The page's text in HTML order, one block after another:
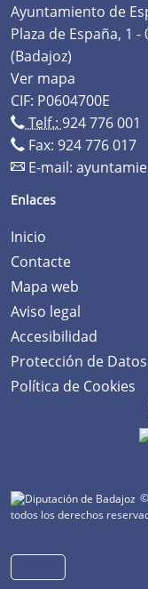
Ayuntamiento de
Plaza de España, 1
(Badajoz)
Ver mapa
CIF: P0604700E
Telf.: 924 776 001
Fax: 924 776 017
E-mail:
Enlaces
Inicio
Contacte
Mapa web
Aviso legal
Accesibilidad
Protección de Datos
Política de Cookies
todos los derechos